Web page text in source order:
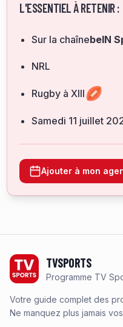
L'ESSENTIEL À RETENIR :
Sur la chaînebeIN
NRL
Rugby à XIII
samedi 11 juillet
Ajouter à mon
TVSPORTS
Programme TV
Votre guide complet des
Ne manquez plus jamais